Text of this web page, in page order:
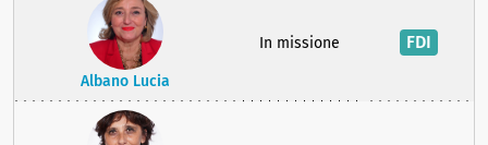
Albano Lucia
In missione FDI